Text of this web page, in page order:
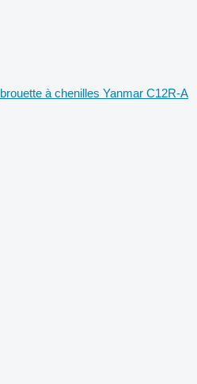
brouette à chenilles Yanmar C12R-A